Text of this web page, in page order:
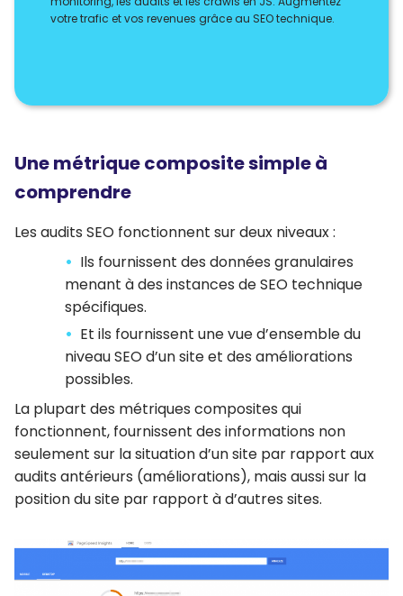
votre trafic et vos revenues grâce au SEO technique.
Une métrique composite simple à
comprendre
Les audits SEO fonctionnent sur deux niveaux :
Ils fournissent des données granulaires
menant à des instances de SEO technique
spécifiques.
Et ils fournissent une vue d’ensemble du
niveau SEO d’un site et des améliorations
possibles.
La plupart des métriques composites qui
fonctionnent, fournissent des informations non
seulement sur la situation d’un site par rapport aux
audits antérieurs (améliorations), mais aussi sur la
position du site par rapport à d’autres sites.